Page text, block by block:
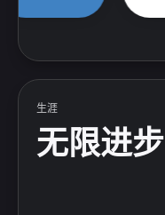
HTML
生涯
无限进步